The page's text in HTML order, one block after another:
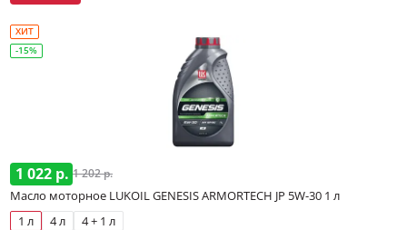
ХИТ
-15%
1 022 р. 1 202 р.
Масло моторное LUKOIL GENESIS ARMORTECH JP 5W-30 1 л
1 л
4 л 4 + 1 л